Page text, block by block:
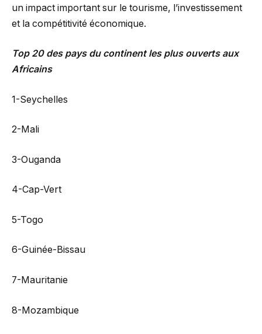
un impact important sur le tourisme, l’investissement
et la compétitivité économique.
Top 20 des pays du continent les plus ouverts aux
Africains
1-Seychelles
2-Mali
3-Ouganda
4-Cap-Vert
5-Togo
6-Guinée-Bissau
7-Mauritanie
8-Mozambique